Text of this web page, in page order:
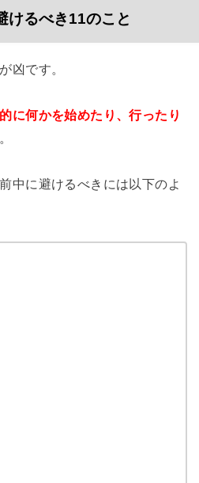
けるべき11のこと
凶です。
に何かを始めたり、行ったり
中に避けるべきには以下のよ